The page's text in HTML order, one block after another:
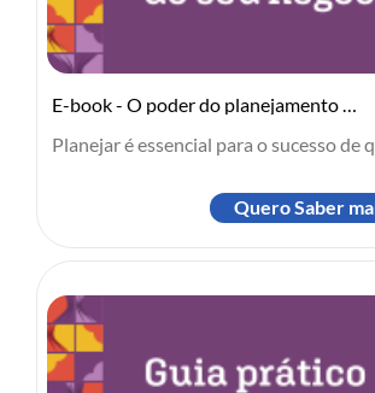
E-book - O poder do planejamento para o sucesso do seu negócio
Planejar é essencial para o sucesso de
Quero Saber